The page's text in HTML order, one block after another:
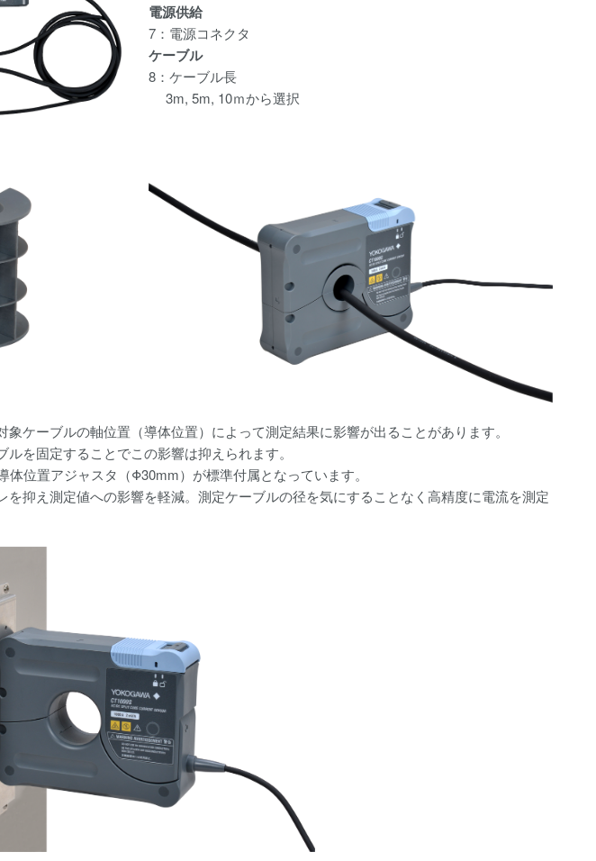
電源供給
7：電源コネクタ
ケーブル
8：ケーブル長
3m, 5m, 10ｍから選択
ケーブルの軸位置（導体位置）によって測定結果に影響が出ることがあります。
を固定することでこの影響は抑えられます。
位置アジャスタ（Φ30mm）が標準付属となっています。
を抑え測定値への影響を軽減。測定ケーブルの径を気にすることなく高精度に電流を測定